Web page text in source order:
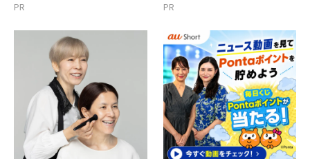
PR PR